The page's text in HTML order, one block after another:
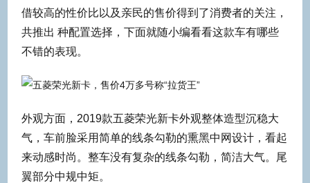
借较高的性价比以及亲民的售价得到了消费者的关注，
共推出 种配置选择，下面就随小编看看这款车有哪些
不错的表现。
外观方面，2019款五菱荣光新卡外观整体造型沉稳大
气，车前脸采用简单的线条勾勒的熏黑中网设计，看起
来动感时尚。整车没有复杂的线条勾勒，简洁大气。尾
翼部分中规中矩。